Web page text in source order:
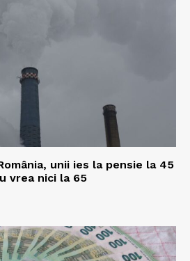
România, unii ies la pensie la 45
vrea nici la 65